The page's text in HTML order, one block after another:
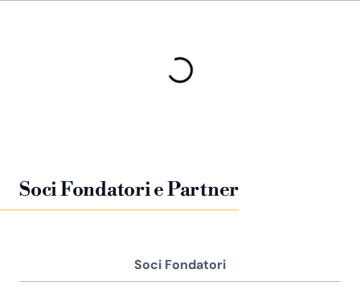
Soci Fondatori e Partner
Soci Fondatori